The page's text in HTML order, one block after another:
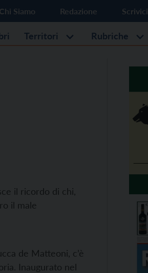
Chi Siamo Redazione Scrivici
Territori Rubriche
il ricordo di chi,
il male
de Matteoni, c’è
Inaugurato nel